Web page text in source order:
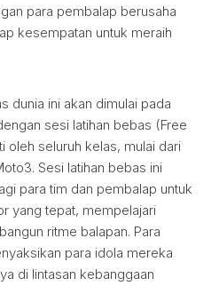
para pembalap berusaha
kesempatan untuk meraih
dunia ini akan dimulai pada
sesi latihan bebas (Free
oleh seluruh kelas, mulai dari
Sesi latihan bebas ini
para tim dan pembalap untuk
yang tepat, mempelajari
ritme balapan. Para
para idola mereka
di lintasan kebanggaan